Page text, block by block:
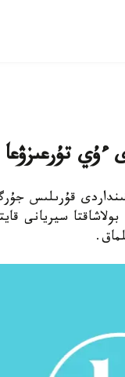
ءۇي تۇرعىزۋعا
قۇرىلىس
سيريانى